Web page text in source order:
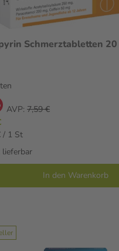
Schmerztabletten 20
AVP: 7,59 €
/ 1 St
In den Warenkorb